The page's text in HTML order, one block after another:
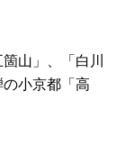
山」、「白川
小京都「高